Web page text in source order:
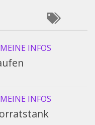
INFOS
INFOS